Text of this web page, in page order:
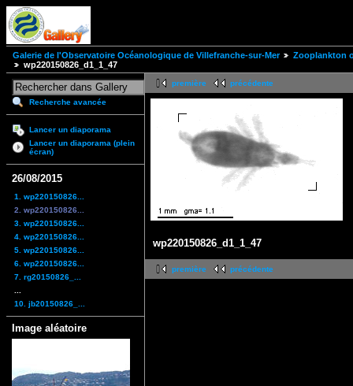
Galerie de l'Observatoire Océanologique de Villefranche-sur-Mer
Zooplankton
wp220150826_d1_1_47
Recherche avancée
Lancer un diaporama
Lancer un diaporama (plein
écran)
26/08/2015
1. wp220150826...
2. wp220150826...
3. wp220150826...
4. wp220150826...
5. wp220150826...
6. wp220150826...
7. rg20150826_...
10. jb20150826_...
Image aléatoire
première précédente
wp220150826_d1_1_47
première précédente